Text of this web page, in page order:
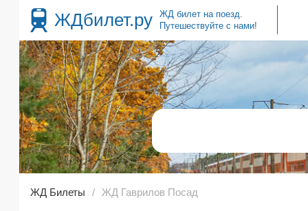
ЖДбилет.ру
ЖД билет на поезд.
Путешествуйте с нами!
ЖД Билеты ЖД Гаврилов Посад